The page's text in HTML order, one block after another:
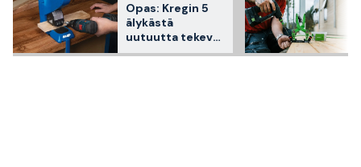
Opas: Kregin 5
älykästä
uutuutta tekevät
puun kanssa